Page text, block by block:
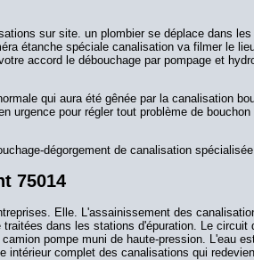
sur site. un plombier se déplace dans les
étanche spéciale canalisation va filmer le
accord le débouchage par pompage et
qui aura été gênée par la canalisation
urgence pour régler tout problème de bouchon
dégorgement de canalisation spécialisée.
75014
Elle. L'assainissement des
dans les stations d'épuration. Le circuit
pompe muni de haute-pression. L'eau
complet des canalisations qui